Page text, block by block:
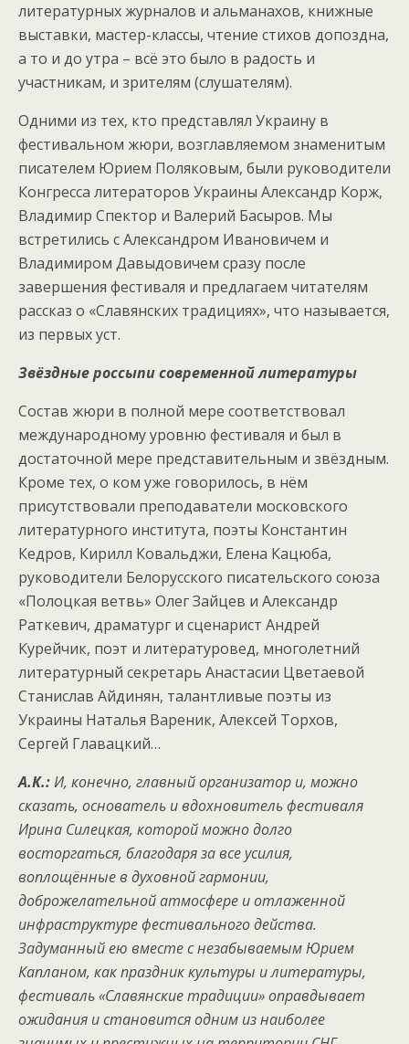
литературных журналов и альманахов, книжные
выставки, мастер-классы, чтение стихов допоздна,
а то и до утра – всё это было в радость и
участникам, и зрителям (слушателям).
Одними из тех, кто представлял Украину в
фестивальном жюри, возглавляемом знаменитым
писателем Юрием Поляковым, были руководители
Конгресса литераторов Украины Александр Корж,
Владимир Спектор и Валерий Басыров. Мы
встретились с Александром Ивановичем и
Владимиром Давыдовичем сразу после
завершения фестиваля и предлагаем читателям
рассказ о «Славянских традициях», что называется,
из первых уст.
Звёздные россыпи современной литературы
Состав жюри в полной мере соответствовал
международному уровню фестиваля и был в
достаточной мере представительным и звёздным.
Кроме тех, о ком уже говорилось, в нём
присутствовали преподаватели московского
литературного института, поэты Константин
Кедров, Кирилл Ковальджи, Елена Кацюба,
руководители Белорусского писательского союза
«Полоцкая ветвь» Олег Зайцев и Александр
Раткевич, драматург и сценарист Андрей
Курейчик, поэт и литературовед, многолетний
литературный секретарь Анастасии Цветаевой
Станислав Айдинян, талантливые поэты из
Украины Наталья Вареник, Алексей Торхов,
Сергей Главацкий…
А.К.:И, конечно, главный организатор и, можно
сказать, основатель и вдохновитель фестиваля
Ирина Силецкая, которой можно долго
восторгаться, благодаря за все усилия,
воплощённые в духовной гармонии,
доброжелательной атмосфере и отлаженной
инфраструктуре фестивального действа.
Задуманный ею вместе с незабываемым Юрием
Капланом, как праздник культуры и литературы,
фестиваль «Славянские традиции» оправдывает
ожидания и становится одним из наиболее